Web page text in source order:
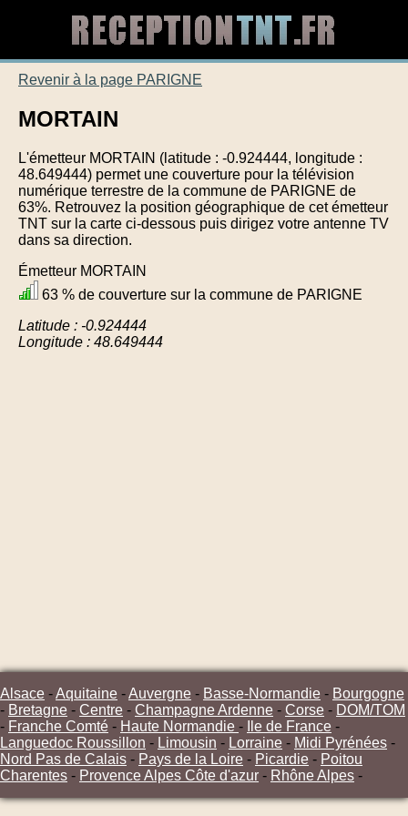
Revenir à la page PARIGNE
MORTAIN
L'émetteur MORTAIN (latitude : -0.924444, longitude :
48.649444) permet une couverture pour la télévision
numérique terrestre de la commune de PARIGNE de
63%. Retrouvez la position géographique de cet émetteur
TNT sur la carte ci-dessous puis dirigez votre antenne TV
dans sa direction.
Émetteur MORTAIN
63 % de couverture sur la commune de PARIGNE
Latitude : -0.924444
Longitude : 48.649444
Alsace -Aquitaine -Auvergne - Basse-Normandie - Bourgogne
- Bretagne - Centre - Champagne Ardenne - Corse - DOM/TOM
- Franche Comté - Haute Normandie - Ile de France -
Languedoc Roussillon - Limousin - Lorraine - Midi Pyrénées -
Nord Pas de Calais - Pays de la Loire - Picardie - Poitou
Charentes - Provence Alpes Côte d'azur - Rhône Alpes -